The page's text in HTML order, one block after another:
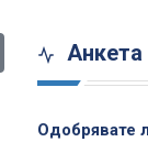
Анкета
Одобрявате